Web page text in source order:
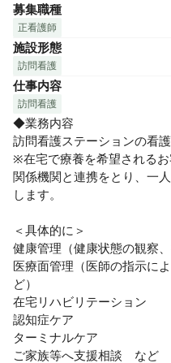
★プリセプター制度導入中
訪問看護未経験の方もしっ
複数名のスタッフで担当し
アセスメントシステムを使
しやすいと評判です
★丁寧な研修やサポートもあ
の方やブランクのある方もご
募集職種
正看護師
施設形態
訪問看護
仕事内容
訪問看護
◆業務内容
訪問看護ステーションの看
※在宅で療養を希望される
関係機関と連携をとり、一
します。
＜具体的に＞
健康管理（健康状態の観察
医療面管理（医師の指示に
ど）
在宅リハビリテーション
認知症ケア
ターミナルケア
ご家族等へ支援相談　など